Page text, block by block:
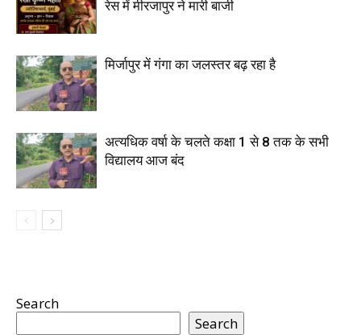
रेस में मीरजापुर ने मारी बाजी
मिर्जापुर में गंगा का जलस्तर बढ़ रहा है
अत्यधिक वर्षा के चलते कक्षा 1 से 8 तक के सभी
विद्यालय आज बंद
Search
Search